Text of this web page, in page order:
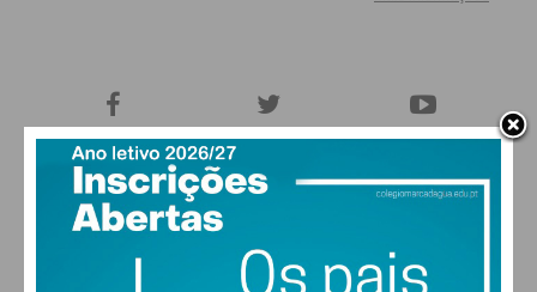
27,0k
Fans
0
Followers
1,2k
576
Readers